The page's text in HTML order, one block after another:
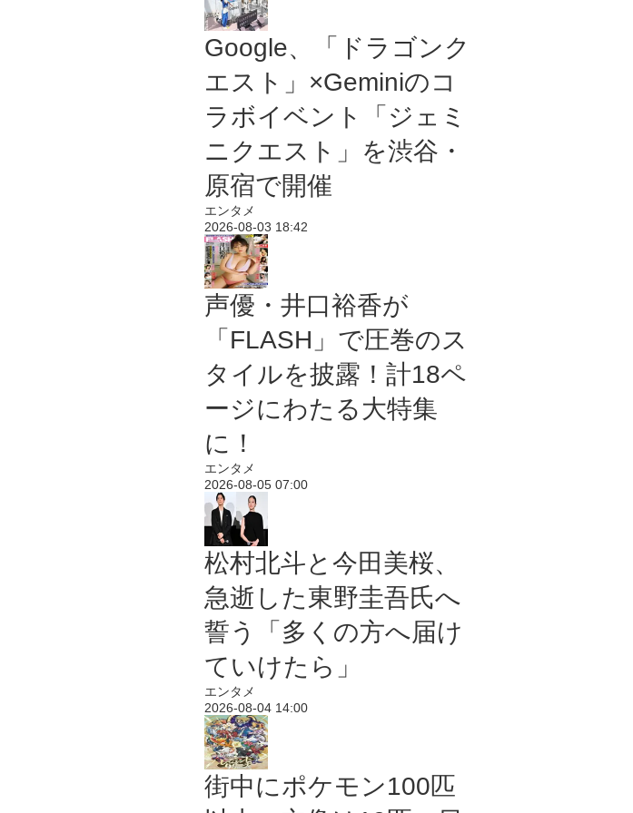
Google、「ドラゴンク
エスト」×Geminiのコ
ラボイベント「ジェミ
ニクエスト」を渋谷・
原宿で開催
エンタメ
2026-08-03 18:42
声優・井口裕香が
「FLASH」で圧巻のス
タイルを披露！計18ペ
ージにわたる大特集
に！
エンタメ
2026-08-05 07:00
松村北斗と今田美桜、
急逝した東野圭吾氏へ
誓う「多くの方へ届け
ていけたら」
エンタメ
2026-08-04 14:00
街中にポケモン100匹